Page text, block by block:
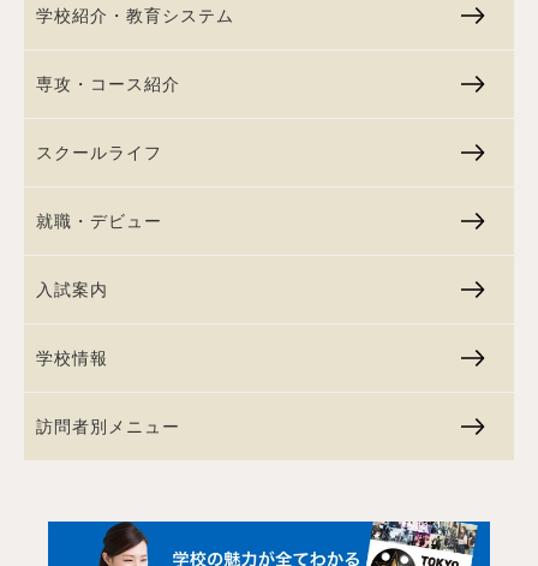
学校紹介・教育システム
専攻・コース紹介
スクールライフ
就職・デビュー
入試案内
学校情報
訪問者別メニュー